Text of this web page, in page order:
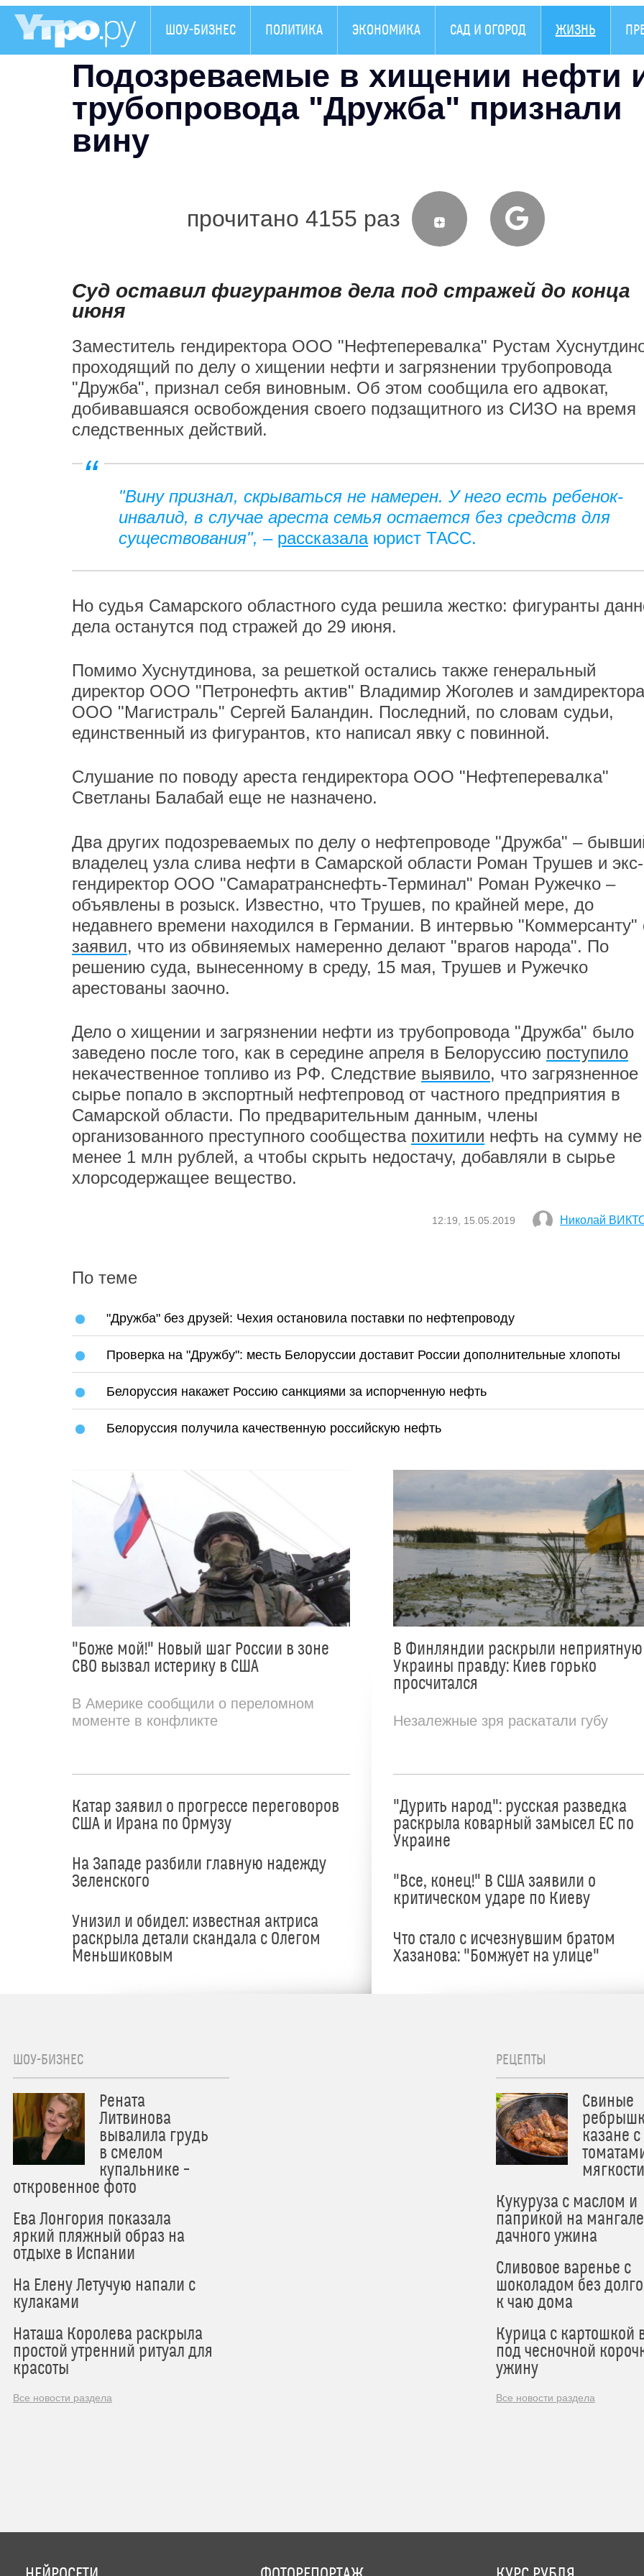
ШОУ-БИЗНЕС ПОЛИТИКА ЭКОНОМИКА САД И ОГОРОД ЖИЗНЬ
Подозреваемые в хищении нефти
трубопровода "Дружба" признали
вину
прочитано 4155 раз
Суд оставил фигурантов дела под стражей до конца
июня
Заместитель гендиректора ООО "Нефтеперевалка" Рустам
проходящий по делу о хищении нефти и загрязнении трубопровода
"Дружба", признал себя виновным. Об этом сообщила его адвокат,
добивавшаяся освобождения своего подзащитного из СИЗО на время
следственных действий.
"Вину признал, скрываться не намерен. У него есть ребенок-
инвалид, в случае ареста семья остается без средств для
существования", – рассказалаюрист ТАСС.
Но судья Самарского областного суда решила жестко: фигуранты
дела останутся под стражей до 29 июня.
Помимо Хуснутдинова, за решеткой остались также генеральный
директор ООО "Петронефть актив" Владимир Жоголев и замдиректора
ООО "Магистраль" Сергей Баландин. Последний, по словам судьи,
единственный из фигурантов, кто написал явку с повинной.
Слушание по поводу ареста гендиректора ООО "Нефтеперевалка"
Светланы Балабай еще не назначено.
Два других подозреваемых по делу о нефтепроводе "Дружба" –
владелец узла слива нефти в Самарской области Роман Трушев и экс-
гендиректор ООО "Самаратранснефть-Терминал" Роман Ружечко –
объявлены в розыск. Известно, что Трушев, по крайней мере, до
недавнего времени находился в Германии. В интервью "Коммерсанту"
заявил, что из обвиняемых намеренно делают "врагов народа". По
решению суда, вынесенному в среду, 15 мая, Трушев и Ружечко
арестованы заочно.
Дело о хищении и загрязнении нефти из трубопровода "Дружба" было
заведено после того, как в середине апреля в Белоруссию поступило
некачественное топливо из РФ. Следствие выявило, что загрязненное
сырье попало в экспортный нефтепровод от частного предприятия в
Самарской области. По предварительным данным, члены
организованного преступного сообщества похитили нефть на сумму не
менее 1 млн рублей, а чтобы скрыть недостачу, добавляли в сырье
хлорсодержащее вещество.
12:19, 15.05.2019 Николай
По теме
"Дружба" без друзей: Чехия остановила поставки по нефтепроводу
Проверка на "Дружбу": месть Белоруссии доставит России дополнительные хлопоты
Белоруссия накажет Россию санкциями за испорченную нефть
Белоруссия получила качественную российскую нефть
"Боже мой!" Новый шаг России в зоне
СВО вызвал истерику в США
В Америке сообщили о переломном
моменте в конфликте
Катар заявил о прогрессе переговоров
США и Ирана по Ормузу
На Западе разбили главную надежду
Зеленского
Унизил и обидел: известная актриса
раскрыла детали скандала с Олегом
Меньшиковым
В Финляндии раскрыли
Украины правду: Киев горько
просчитался
Незалежные зря раскатали губу
"Дурить народ": русская разведка
раскрыла коварный замысел ЕС по
Украине
"Все, конец!" В США заявили о
критическом ударе по Киеву
Что стало с исчезнувшим братом
Хазанова: "Бомжует на улице"
ШОУ-БИЗНЕС
Рената
Литвинова
вывалила грудь
в смелом
купальнике –
откровенное фото
Ева Лонгория показала
яркий пляжный образ на
отдыхе в Испании
На Елену Летучую напали с
кулаками
Наташа Королева раскрыла
простой утренний ритуал для
красоты
Все новости раздела
РЕЦЕПТЫ
Свиные
казане
мягкости
Кукуруза с маслом и
паприкой на
дачного ужина
Сливовое варенье с
шоколадом без
к чаю дома
Курица с картошкой
под чесночной
ужину
Все новости раздела